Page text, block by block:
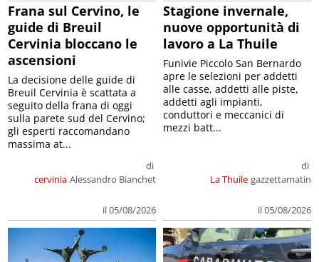
Frana sul Cervino, le
guide di Breuil
Cervinia bloccano le
ascensioni
cervinia
di
Alessandro Bianchet
il 05/08/2026
La decisione delle guide di
Breuil Cervinia è scattata a
seguito della frana di oggi
sulla parete sud del Cervino;
gli esperti raccomandano
massima at...
Stagione invernale,
nuove opportunità di
lavoro a La Thuile
La Thuile
di
gazzettamatin
il 05/08/2026
Funivie Piccolo San Bernardo
apre le selezioni per addetti
alle casse, addetti alle piste,
addetti agli impianti,
conduttori e meccanici di
mezzi batt...